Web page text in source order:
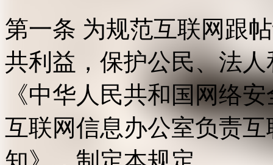
第一条 为规范互联网跟
共利益，保护公民、法
《中华人民共和国网络
互联网信息办公室负责